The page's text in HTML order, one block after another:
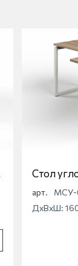
Стол
арт.
МСУ-
ДхВхШ: